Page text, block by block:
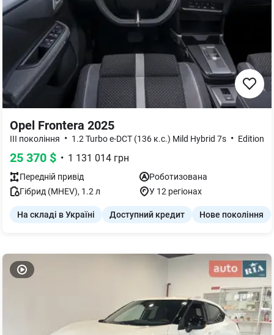
Opel Frontera 2025
III покоління • 1.2 Turbo e-DCT (136 к.с.) Mild Hybrid 7s • Edition
25 370 $ • 1 131 014 грн
Передній привід
Роботизована
Гібрид (MHEV), 1.2 л У 12 регіонах
На складі в Україні Доступний кредит Нове покоління